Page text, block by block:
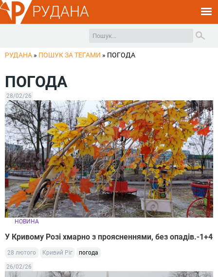
РУДАНА
РУДАНА » ПОШУК ЗА ТЕГАМИ » ПОГОДА
ПОГОДА
28/02/26
НОВИНА
У Кривому Розі хмарно з проясненнями, без опадів.-1+4
28 лютого Кривий Ріг погода
26/02/26